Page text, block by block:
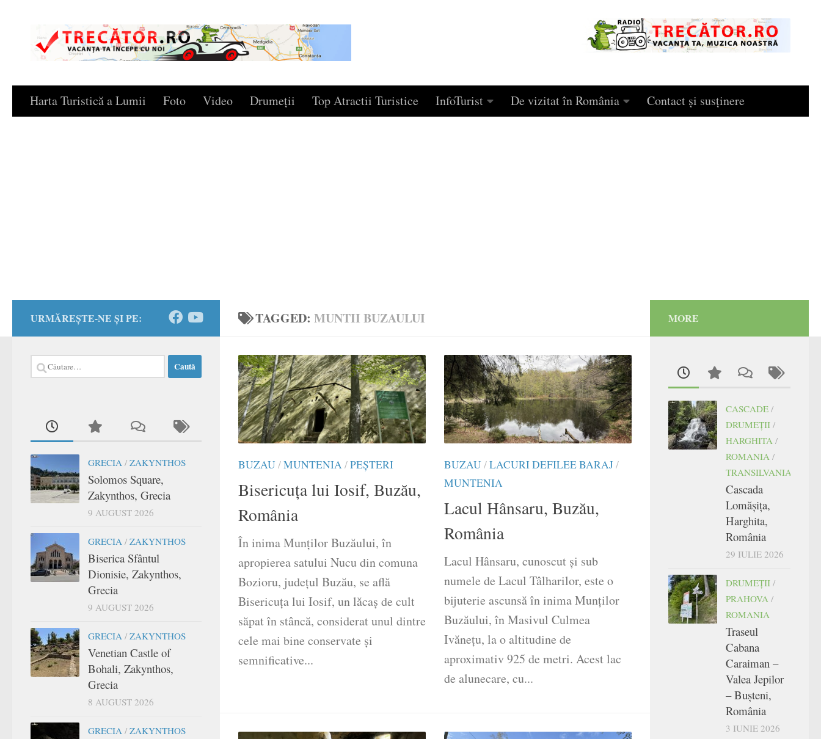
Skip to content
Harta Turistică a Lumii Foto Video Drumeţii Top Atractii Turistice InfoTurist De vizitat în România Contact și susținere
TAGGED: MUNTII BUZAULUI
BUZAU/MUNTENIA/PEȘTERI
Bisericuța lui Iosif, Buzău,
România
​În inima Munților Buzăului, în
apropierea satului Nucu din comuna
Bozioru, județul Buzău, se află
Bisericuța lui Iosif, un lăcaș de cult
săpat în stâncă, considerat unul dintre
cele mai bine conservate și
semnificative...
BUZAU/LACURI DEFILEE BARAJ/
MUNTENIA
Lacul Hânsaru, Buzău,
România
​Lacul Hânsaru, cunoscut și sub
numele de Lacul Tâlharilor, este o
bijuterie ascunsă în inima Munților
Buzăului, în Masivul Culmea
Ivănețu, la o altitudine de
aproximativ 925 de metri. Acest lac
de alunecare, cu...
URMĂREȘTE-NE ȘI PE:
Caută
după:
GRECIA / ZAKYNTHOS
Solomos Square,
Zakynthos, Grecia
9 AUGUST 2026
GRECIA / ZAKYNTHOS
Biserica Sfântul
Dionisie, Zakynthos,
Grecia
9 AUGUST 2026
GRECIA / ZAKYNTHOS
Venetian Castle of
Bohali, Zakynthos,
Grecia
8 AUGUST 2026
GRECIA / ZAKYNTHOS
MORE
CASCADE /
DRUMEŢII /
HARGHITA /
ROMANIA /
TRANSILVANIA
Cascada
Lomășița,
Harghita,
România
29 IULIE 2026
DRUMEŢII /
PRAHOVA /
ROMANIA
Traseul
Cabana
Caraiman –
Valea Jepilor
– Bușteni,
România
3 IUNIE 2026